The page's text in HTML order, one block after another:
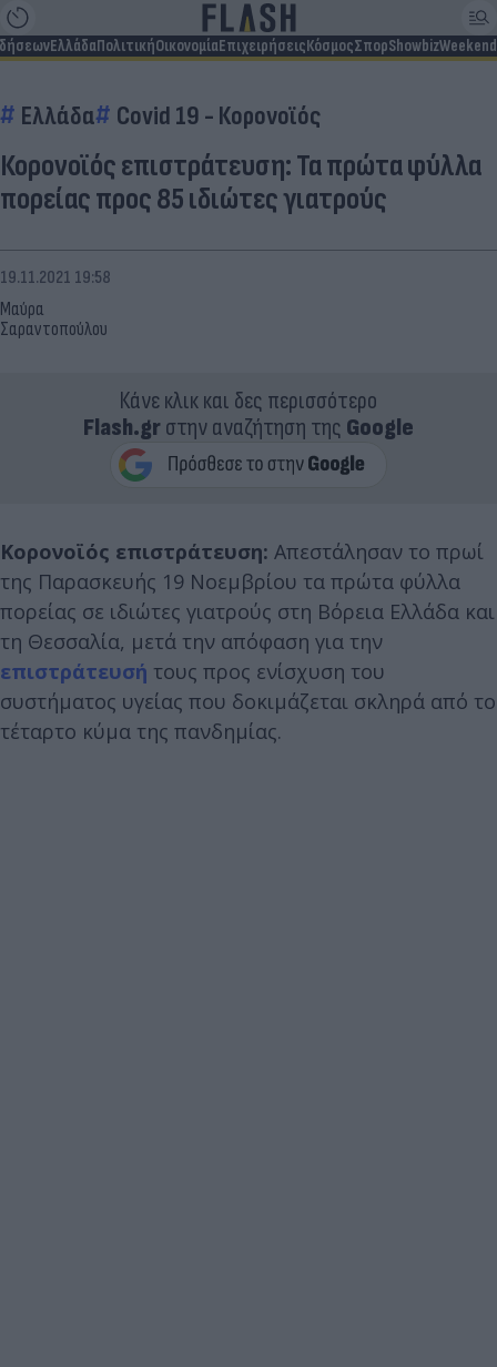
ΕλλάδαΠολιτικήΟικονομίαΕπιχειρήσειςΚόσμοςΣπορShowbizWeekend
Ελλάδα Covid 19 - Κορονοϊός
Κορονοϊός επιστράτευση: Τα πρώτα φύλλα
πορείας προς 85 ιδιώτες γιατρούς
Μαύρα
Σαραντοπούλου
19.11.2021 19:58
Κάνε κλικ και δες περισσότερο
Flash.grστην αναζήτηση της Google
Κορονοϊός επιστράτευση: Απεστάλησαν το πρωί
της Παρασκευής 19 Νοεμβρίου τα πρώτα φύλλα
πορείας σε ιδιώτες γιατρούς στη Βόρεια Ελλάδα και
τη Θεσσαλία, μετά την απόφαση για την
επιστράτευσή τους προς ενίσχυση του
συστήματος υγείας που δοκιμάζεται σκληρά από το
τέταρτο κύμα της πανδημίας.